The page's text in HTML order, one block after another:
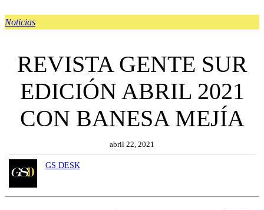
Noticias
REVISTA GENTE SUR
EDICIÓN ABRIL 2021
CON BANESA MEJÍA
abril 22, 2021
GS DESK